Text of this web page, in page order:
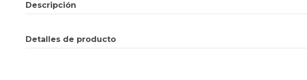
Descripción
Detalles de producto